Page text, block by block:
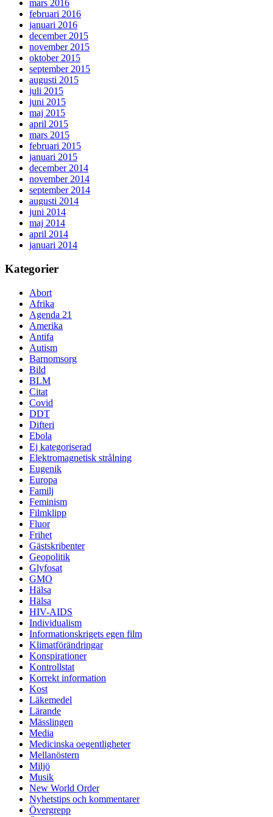
mars 2016
februari 2016
januari 2016
december 2015
november 2015
oktober 2015
september 2015
augusti 2015
juli 2015
juni 2015
maj 2015
april 2015
mars 2015
februari 2015
januari 2015
december 2014
november 2014
september 2014
augusti 2014
juni 2014
maj 2014
april 2014
januari 2014
Kategorier
Abort
Afrika
Agenda 21
Amerika
Antifa
Autism
Barnomsorg
Bild
BLM
Citat
Covid
DDT
Difteri
Ebola
Ej kategoriserad
Elektromagnetisk strålning
Eugenik
Europa
Familj
Feminism
Filmklipp
Fluor
Frihet
Gästskribenter
Geopolitik
Glyfosat
GMO
Hälsa
Hälsa
HIV-AIDS
Individualism
Informationskrigets egen film
Klimatförändringar
Konspirationer
Kontrollstat
Korrekt information
Kost
Läkemedel
Lärande
Mässlingen
Media
Medicinska oegentligheter
Mellanöstern
Miljö
Musik
New World Order
Nyhetstips och kommentarer
Övergrepp